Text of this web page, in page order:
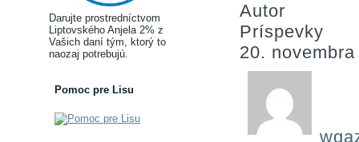
Darujte prostredníctvom
Liptovského Anjela 2% z
Vašich daní tým, ktorý to
naozaj potrebujú.
Pomoc pre Lisu
Autor
Príspevky
20.